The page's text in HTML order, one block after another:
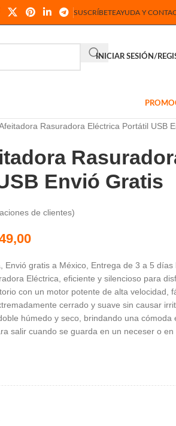
SUSCRÍBETEAYUDA Y
INICIAR SESIÓN/
Rasuradora Eléctrica Portátil USB
Envió Gratis
de clientes)
Envió gratis a México, Entrega de 3 a 5 días
Eléctrica, eficiente y silencioso para
con un motor potente de alta velocidad,
cerrado y suave sin causar
húmedo y seco, brindando una cómoda
salir cuando se guarda en un neceser o